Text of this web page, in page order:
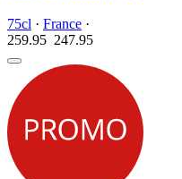
75cl · France ·
259.95 247.95